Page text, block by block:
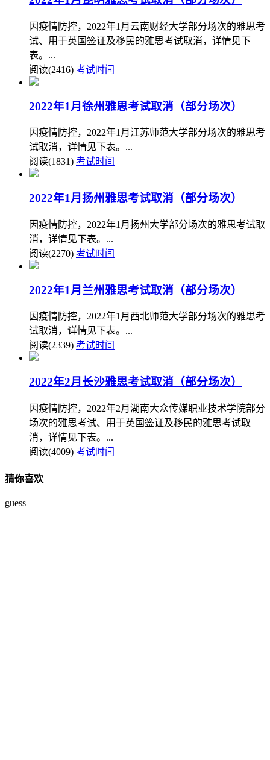
因疫情防控，2022年1月云南财经大学部分场次的雅思考
试、用于英国签证及移民的雅思考试取消，详情见下
表。...
阅读(2416) 考试时间
2022年1月徐州雅思考试取消（部分场次）
因疫情防控，2022年1月江苏师范大学部分场次的雅思考
试取消，详情见下表。...
阅读(1831) 考试时间
2022年1月扬州雅思考试取消（部分场次）
因疫情防控，2022年1月扬州大学部分场次的雅思考试取
消，详情见下表。...
阅读(2270) 考试时间
2022年1月兰州雅思考试取消（部分场次）
因疫情防控，2022年1月西北师范大学部分场次的雅思考
试取消，详情见下表。...
阅读(2339) 考试时间
2022年2月长沙雅思考试取消（部分场次）
因疫情防控，2022年2月湖南大众传媒职业技术学院部分
场次的雅思考试、用于英国签证及移民的雅思考试取
消，详情见下表。...
阅读(4009) 考试时间
猜你喜欢
guess